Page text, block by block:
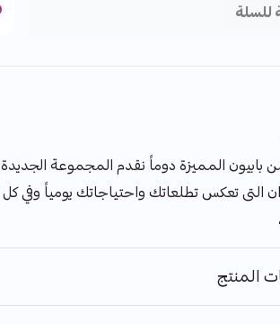
للسلة
بابيون المميزة دوماً نقدم المجموعة الجديدة
التى تعكس تطلعاتك واحتياجاتك يومياً وفي كل
المنتج